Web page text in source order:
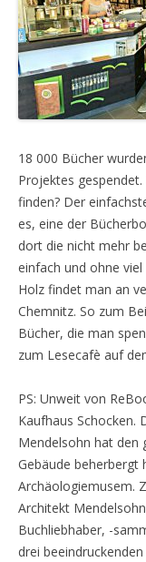
18 000 Bücher
Projektes
finden? Der
es, eine der
dort die nicht mehr
einfach und ohne viel
Holz findet man an
Chemnitz. So zum
Bücher, die man
zum Lesecafè auf
PS: Unweit von
Kaufhaus Schocken.
Mendelsohn hat den
Gebäude beherbergt
Archäologiemusem.
Architekt
Buchliebhaber, -
drei